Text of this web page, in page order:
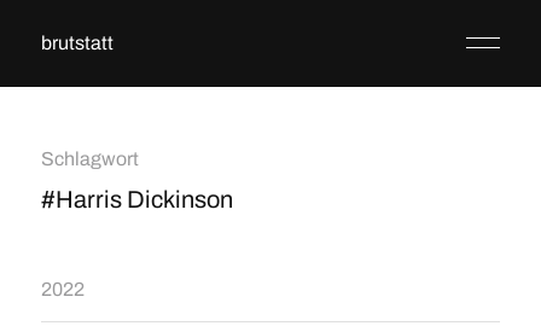
brutstatt
Schlagwort
#Harris Dickinson
2022